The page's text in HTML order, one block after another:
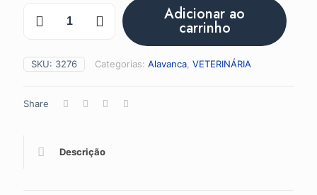
quantidade
Adicionar ao
carrinho
SKU: 3276 Categorias: Alavanca VETERINÁRIA
Share
Descrição